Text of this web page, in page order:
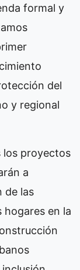
formal y
del
y regional
los proyectos
a
de las
hogares en la